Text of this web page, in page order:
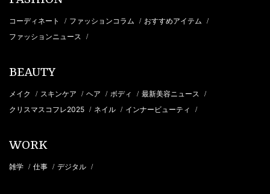
コーディネート / ファッションコラム / おすすめアイテム /
ファッションニュース /
BEAUTY
メイク / スキンケア / ヘア / ボディ / 最新美容ニュース /
クリスマスコフレ2025 / ネイル / インナービューティ /
WORK
雑学 / 仕事 / デジタル /